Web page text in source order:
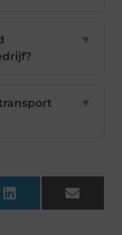
▼
▼
LinkedIn Email